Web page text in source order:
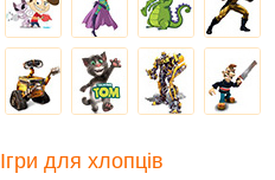
Ігри для хлопців